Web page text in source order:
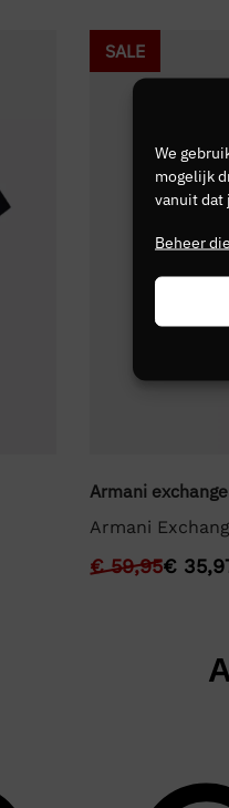
We
mogelijk
vanuit dat
Beheer
SALE
Armani exchange
Armani
€59,95€